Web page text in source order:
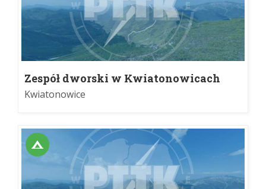
Zespół dworski w Kwiatonowicach
Kwiatonowice